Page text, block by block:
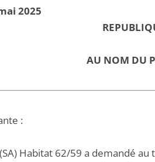
2025
AU NOM DU
:
Habitat 62/59 a demandé